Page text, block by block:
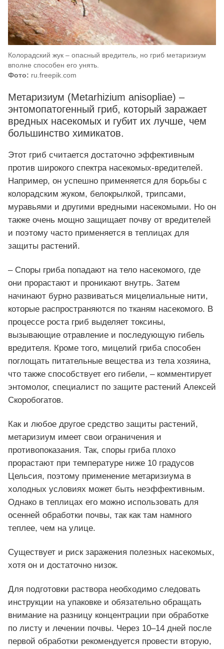
Колорадский жук – опасный вредитель, но гриб метаризиум
вполне способен его унять.
Фото: ru.freepik.com
Метаризиум (Metarhizium anisopliae) –
энтомопатогенный гриб, который заражает
вредных насекомых и губит их лучше, чем
большинство химикатов.
Этот гриб считается достаточно эффективным
против широкого спектра насекомых-вредителей.
Например, он успешно применяется для борьбы с
колорадским жуком, белокрылкой, трипсами,
муравьями и другими вредными насекомыми. Но он
также очень мощно защищает почву от вредителей
и поэтому часто применяется в теплицах для
защиты растений.
– Споры гриба попадают на тело насекомого, где
они прорастают и проникают внутрь. Затем
начинают бурно развиваться мицелиальные нити,
которые распространяются по тканям насекомого. В
процессе роста гриб выделяет токсины,
вызывающие отравление и последующую гибель
вредителя. Кроме того, мицелий гриба способен
поглощать питательные вещества из тела хозяина,
что также способствует его гибели, – комментирует
энтомолог, специалист по защите растений Алексей
Скоробогатов.
Как и любое другое средство защиты растений,
метаризиум имеет свои ограничения и
противопоказания. Так, споры гриба плохо
прорастают при температуре ниже 10 градусов
Цельсия, поэтому применение метаризиума в
холодных условиях может быть неэффективным.
Однако в теплицах его можно использовать для
осенней обработки почвы, так как там намного
теплее, чем на улице.
Существует и риск заражения полезных насекомых,
хотя он и достаточно низок.
Для подготовки раствора необходимо следовать
инструкции на упаковке и обязательно обращать
внимание на разницу концентрации при обработке
по листу и лечении почвы. Через 10–14 дней после
первой обработки рекомендуется провести вторую,